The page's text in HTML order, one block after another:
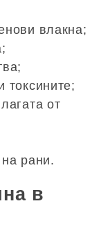
влакна;
токсините;
от
рани.
в